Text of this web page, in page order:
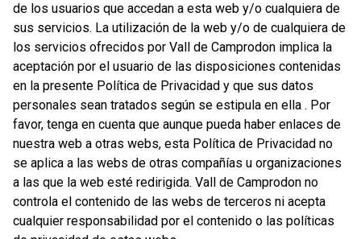
de los usuarios que accedan a esta web y/o cualquiera de
sus servicios. La utilización de la web y/o de cualquiera de
los servicios ofrecidos por Vall de Camprodon implica la
aceptación por el usuario de las disposiciones contenidas
en la presente Política de Privacidad y que sus datos
personales sean tratados según se estipula en ella . Por
favor, tenga en cuenta que aunque pueda haber enlaces de
nuestra web a otras webs, esta Política de Privacidad no
se aplica a las webs de otras compañías u organizaciones
a las que la web esté redirigida. Vall de Camprodon no
controla el contenido de las webs de terceros ni acepta
cualquier responsabilidad por el contenido o las políticas